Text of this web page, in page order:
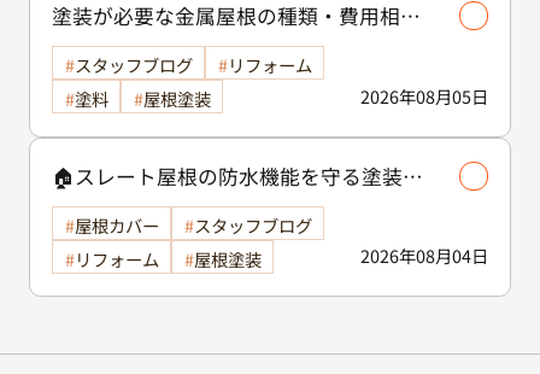
塗装が必要な金属屋根の種類・費用相場
等解説いたします🖊️
2026年08月05日
スタッフブログ
リフォーム
塗料
屋根塗装
🏠スレート屋根の防水機能を守る塗装の
役割🏠/屋根塗装
2026年08月04日
屋根カバー
スタッフブログ
リフォーム
屋根塗装